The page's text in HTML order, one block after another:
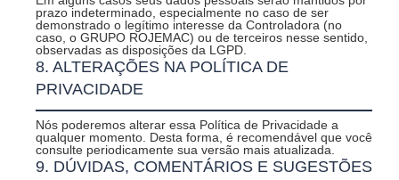
prazo indeterminado, especialmente no caso de ser
demonstrado o legítimo interesse da Controladora (no
caso, o GRUPO ROJEMAC) ou de terceiros nesse sentido,
observadas as disposições da LGPD.
8. ALTERAÇÕES NA POLÍTICA DE
PRIVACIDADE
Nós poderemos alterar essa Política de Privacidade a
qualquer momento. Desta forma, é recomendável que você
consulte periodicamente sua versão mais atualizada.
9. DÚVIDAS, COMENTÁRIOS E SUGESTÕES